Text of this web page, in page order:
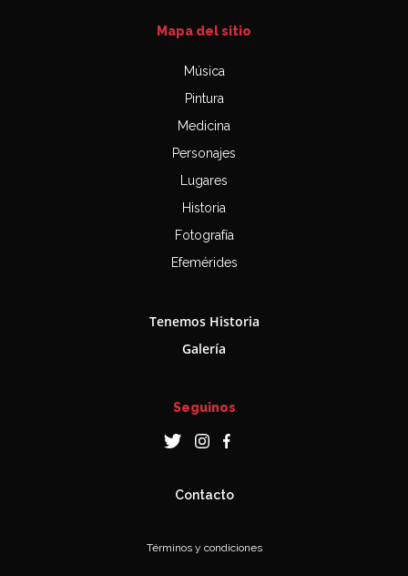
Mapa del sitio
Música
Pintura
Medicina
Personajes
Lugares
Historia
Fotografía
Efemérides
Tenemos Historia
Galería
Seguinos
Contacto
Términos y condiciones